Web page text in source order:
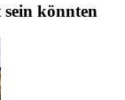
könnten